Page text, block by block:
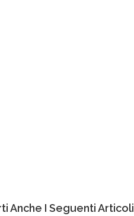
Anche I Seguenti Articoli